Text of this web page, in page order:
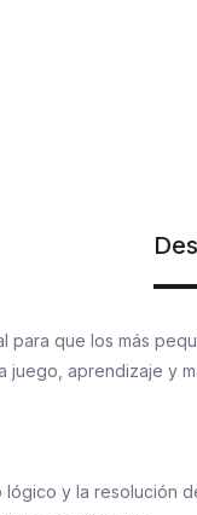
para que los más
juego, aprendizaje y
y la resolución